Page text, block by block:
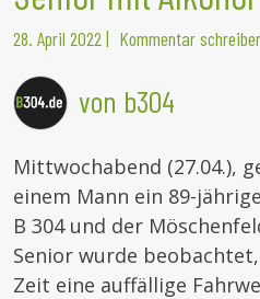
28. April 2022 | Kommentar
von b304
Mittwochabend (27.04.),
einem Mann ein 89-
B 304 und der
Senior wurde
Zeit eine auffällige